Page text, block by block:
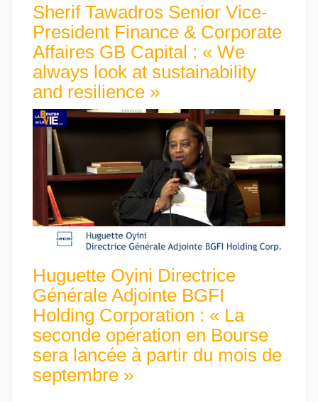
Sherif Tawadros Senior Vice-
President Finance & Corporate
Affaires GB Capital : « We
always look at sustainability
and resilience »
Huguette Oyini Directrice
Générale Adjointe BGFI
Holding Corporation : « La
seconde opération en Bourse
sera lancée à partir du mois de
septembre »